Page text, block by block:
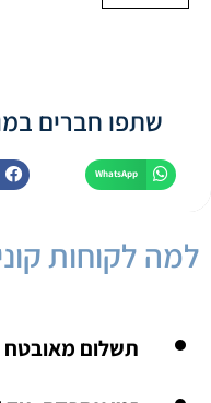
שתפו חברים
WhatsApp
למה לקוחות
תשלום מאובטח